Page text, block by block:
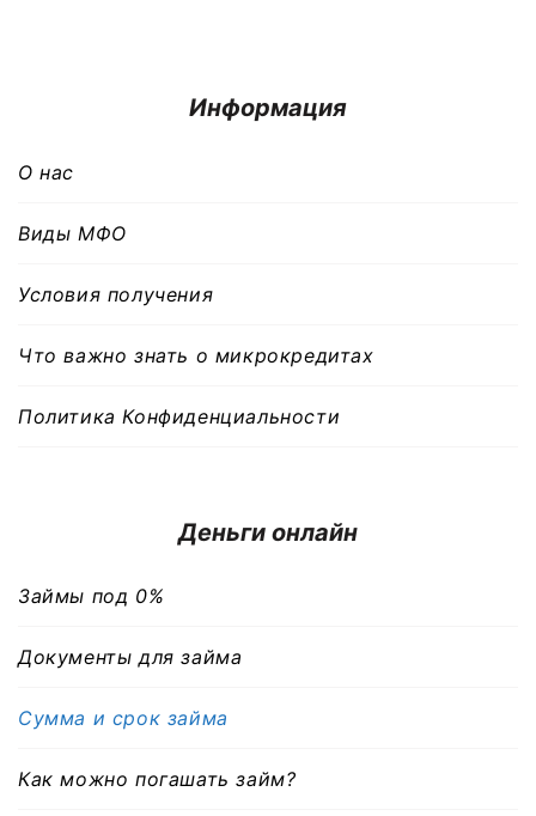
Информация
О нас
Виды МФО
Условия получения
Что важно знать о микрокредитах
Политика Конфиденциальности
Деньги онлайн
Займы под 0%
Документы для займа
Сумма и срок займа
Как можно погашать займ?